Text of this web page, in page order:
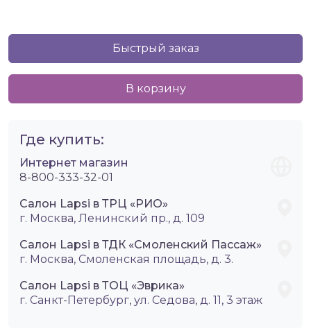
Быстрый заказ
В корзину
Где купить:
Интернет магазин
8-800-333-32-01
Салон Lapsi в ТРЦ «РИО»
г. Москва, Ленинский пр., д. 109
Салон Lapsi в ТДК «Смоленский Пассаж»
г. Москва, Смоленская площадь, д. 3.
Салон Lapsi в ТОЦ «Эврика»
г. Санкт-Петербург, ул. Седова, д. 11, 3 этаж